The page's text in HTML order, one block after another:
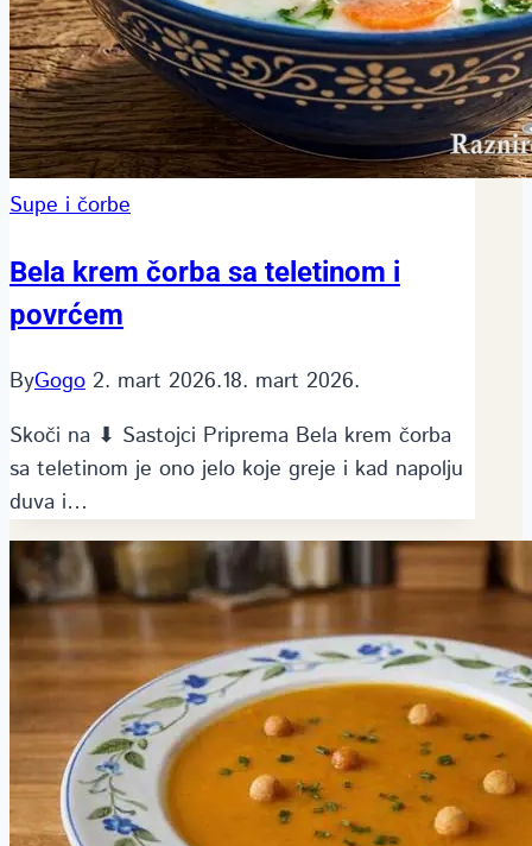
Supe i čorbe
Bela krem čorba sa teletinom i
povrćem
ByGogo 2. mart 2026.18. mart 2026.
Skoči na ⬇ Sastojci Priprema Bela krem čorba
sa teletinom je ono jelo koje greje i kad napolju
duva i…